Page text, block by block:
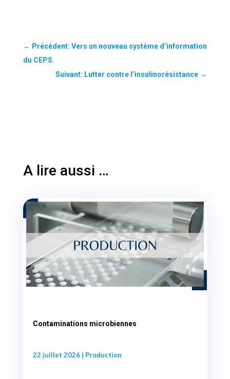
← Précédent: Vers un nouveau système d’information
du CEPS.
Suivant: Lutter contre l’insulinorésistance →
A lire aussi …
Contaminations microbiennes
22 juillet 2026| Production